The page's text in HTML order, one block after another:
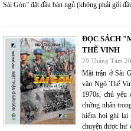
Sài Gòn” đặt đầu bàn ngủ (không phải gối
ĐỌC SÁCH
THẾ VINH
29 Tháng Tám
Mặt trận ở Sài
văn Ngô Thế
1970s, chủ
chứng nhân
hiếm hoi ghi lại
chuyện được hư